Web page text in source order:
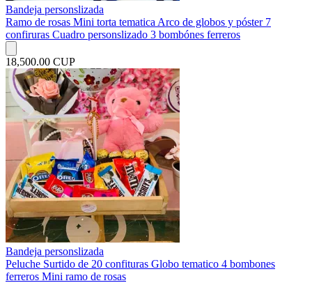
Bandeja personslizada
Ramo de rosas Mini torta tematica Arco de globos y póster 7
confiruras Cuadro personslizado 3 bombónes ferreros
18,500.00 CUP
Bandeja personslizada
Peluche Surtido de 20 confituras Globo tematico 4 bombones
ferreros Mini ramo de rosas